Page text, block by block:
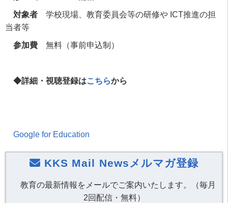
対象者 学校現場、教育委員会等の研修や ICT推進の担
当者等
参加費 無料（事前申込制）
◆詳細・視聴登録はこちらから
Google for Education
KKS Mail Newsメルマガ登録
教育の最新情報をメールでご案内いたします。（毎月
2回配信・無料）